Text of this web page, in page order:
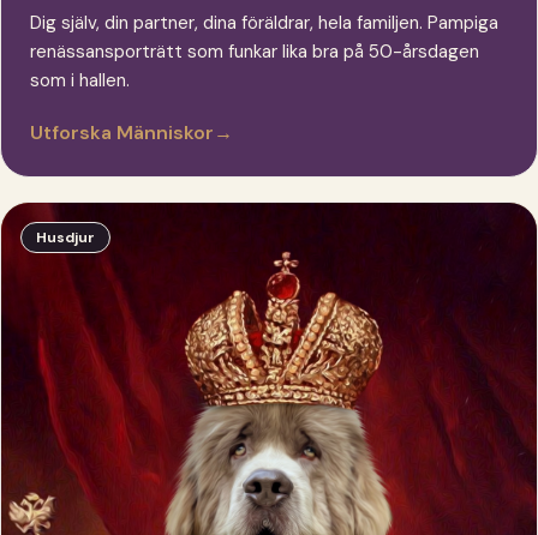
Dig själv, din partner, dina föräldrar, hela familjen. Pampiga
renässansporträtt som funkar lika bra på 50-årsdagen
som i hallen.
Utforska Människor→
Husdjur